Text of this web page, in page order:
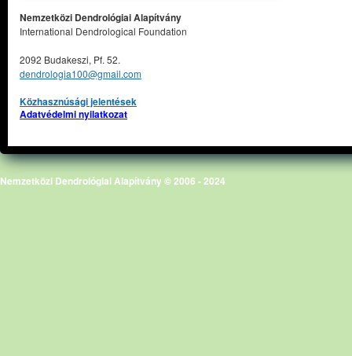
Nemzetközi Dendrológiai Alapítvány
International Dendrological Foundation
2092 Budakeszi, Pf. 52.
dendrologia100@gmail.com
Közhasznúsági jelentések
Adatvédelmi nyilatkozat
Nemzetközi Dendrológiai Alapítvány © 2006 - 2024